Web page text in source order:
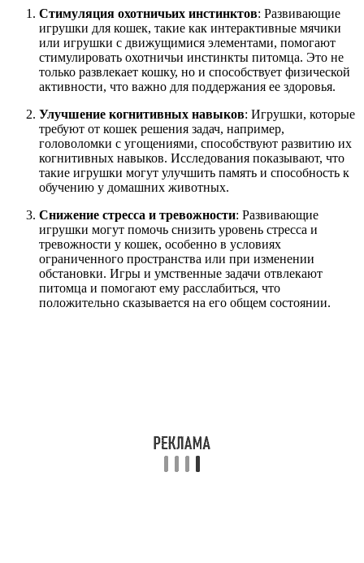
Стимуляция охотничьих инстинктов: Развивающие
игрушки для кошек, такие как интерактивные мячики
или игрушки с движущимися элементами, помогают
стимулировать охотничьи инстинкты питомца. Это не
только развлекает кошку, но и способствует физической
активности, что важно для поддержания ее здоровья.
Улучшение когнитивных навыков: Игрушки, которые
требуют от кошек решения задач, например,
головоломки с угощениями, способствуют развитию их
когнитивных навыков. Исследования показывают, что
такие игрушки могут улучшить память и способность к
обучению у домашних животных.
Снижение стресса и тревожности: Развивающие
игрушки могут помочь снизить уровень стресса и
тревожности у кошек, особенно в условиях
ограниченного пространства или при изменении
обстановки. Игры и умственные задачи отвлекают
питомца и помогают ему расслабиться, что
положительно сказывается на его общем состоянии.